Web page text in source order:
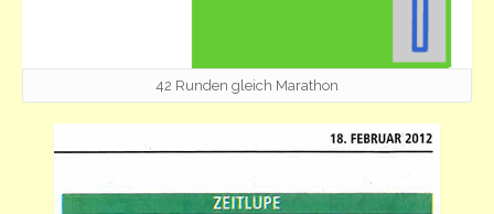
42 Runden gleich Marathon